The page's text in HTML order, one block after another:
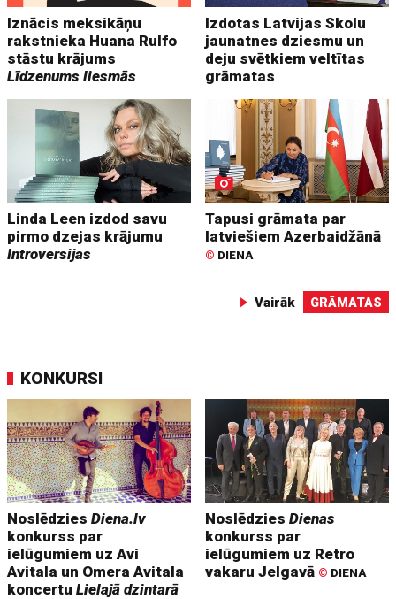
Iznācis meksikāņu
rakstnieka Huana Rulfo
stāstu krājums
Līdzenums liesmās
Izdotas Latvijas Skolu
jaunatnes dziesmu un
deju svētkiem veltītas
grāmatas
Linda Leen izdod savu
pirmo dzejas krājumu
Introversijas
Tapusi grāmata par
latviešiem Azerbaidžānā
© DIENA
Vairāk GRĀMATAS
KONKURSI
NoslēdziesDiena.lv
konkurss par
ielūgumiem uz Avi
Avitala un Omera Avitala
koncertuLielajā dzintarā
NoslēdziesDienas
konkurss par
ielūgumiem uz Retro
vakaru Jelgavā © DIENA